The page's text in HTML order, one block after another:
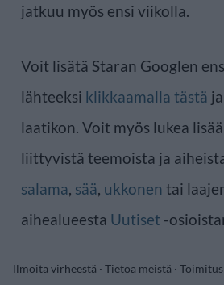
jatkuu myös ensi viikolla.
Voit lisätä Staran Googlen
lähteeksi klikkaamalla tästä
laatikon. Voit myös lukea
liittyvistä teemoista ja
salama, sää, ukkonen tai
aihealueesta Uutiset -
Ilmoita virheestä · Tietoa meistä ·